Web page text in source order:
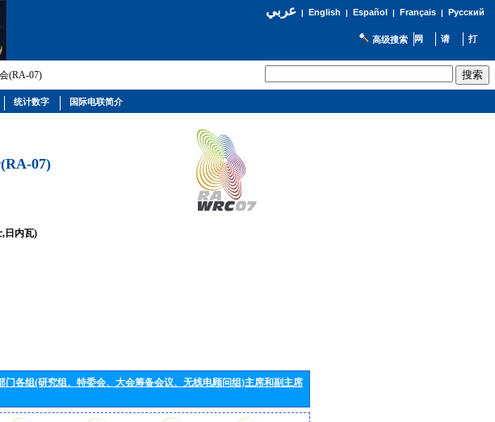
عربي| English | Español | Français| Русский
高级搜索
(RA-07)
07)
,日内瓦)
门各组(研究组、特委会、大会筹备会议、无线电顾问组)主席和副主席
统计数字 国际电联简介